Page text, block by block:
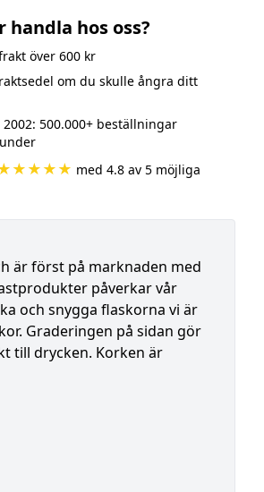
handla hos oss?
över 600 kr
om du skulle ångra ditt
500.000+ beställningar
med 4.8 av 5 möjliga
är först på marknaden med
påverkar vår
och snygga flaskorna vi är
Graderingen på sidan gör
till drycken. Korken är